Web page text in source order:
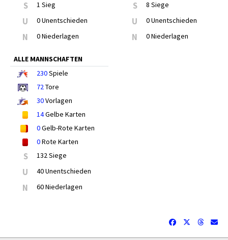
S 1 Sieg
U 0 Unentschieden
N 0 Niederlagen
S 8 Siege
U 0 Unentschieden
N 0 Niederlagen
ALLE MANNSCHAFTEN
230Spiele
72Tore
30Vorlagen
14Gelbe Karten
0Gelb-Rote Karten
0Rote Karten
S 132 Siege
U 40 Unentschieden
N 60 Niederlagen